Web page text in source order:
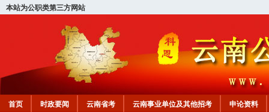
本站为公职类第三方网站
首页 时政要闻 云南省考 云南事业单位及其他招考
申论资料